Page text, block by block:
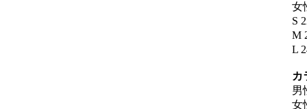
女
S
M
L
カ
男
女